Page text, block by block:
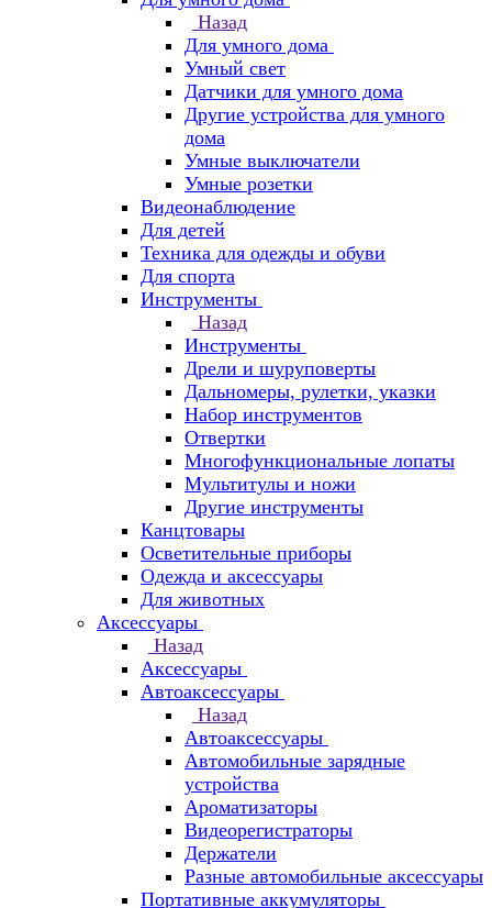
Назад
Для умного дома
Умный свет
Датчики для умного дома
Другие устройства для умного
дома
Умные выключатели
Умные розетки
Видеонаблюдение
Для детей
Техника для одежды и обуви
Для спорта
Инструменты
Назад
Инструменты
Дрели и шуруповерты
Дальномеры, рулетки, указки
Набор инструментов
Отвертки
Многофункциональные лопаты
Мультитулы и ножи
Другие инструменты
Канцтовары
Осветительные приборы
Одежда и аксессуары
Для животных
Аксессуары
Назад
Аксессуары
Автоаксессуары
Назад
Автоаксессуары
Автомобильные зарядные
устройства
Ароматизаторы
Видеорегистраторы
Держатели
Разные автомобильные аксессуары
Портативные аккумуляторы